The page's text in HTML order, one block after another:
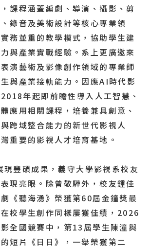
課程涵蓋編劇、導演、攝影、剪
錄音及美術設計等核心專業領
務並重的教學模式，協助學生建
與產業實戰經驗。系上更廣邀來
演藝術及影像創作領域的專業師
與產業接軌能力。因應AI時代影
年起即前瞻性導入人工智慧、
應用相關課程，培養兼具創意、
跨域整合能力的新世代影視人
重要的影視人才培育基地。
豐碩成果，義守大學影視系校友
現亮眼。除曾敬驊外，校友鍾佳
《聽海湧》榮獲第60屆金鐘獎最
校學生創作同樣屢獲佳績，2026
全國競賽中，第13屆學生陳潼與
短片《日日》，一舉榮獲第二